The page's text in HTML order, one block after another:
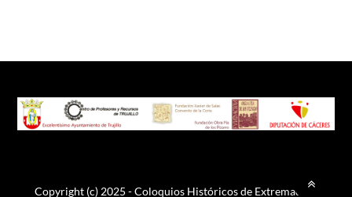
Copyright (c) 2025 - Coloquios Históricos de Extremadura